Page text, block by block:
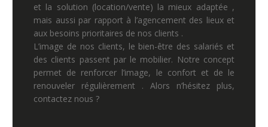
et la solution (location/vente) la mieux adaptée ,
mais aussi par rapport à l’agencement des lieux et
aux besoins prioritaires de nos clients .
L’image de nos clients, le bien-être des salariés et
des clients passent par le mobilier. Notre concept
permet de renforcer l’image, le confort et de le
renouveler régulièrement . Alors n’hésitez plus,
contactez nous ?